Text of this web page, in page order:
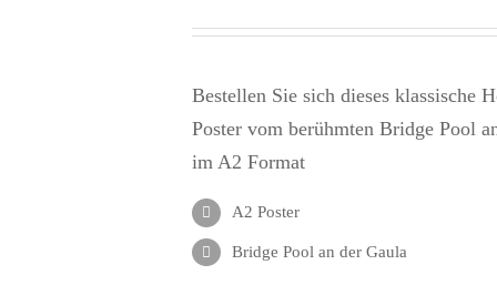
Bestellen Sie sich dieses klassische
Poster vom berühmten Bridge Pool
im A2 Format
A2 Poster
Bridge Pool an der Gaula